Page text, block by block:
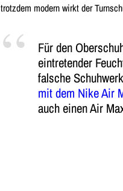
trotzdem modern wirkt der
Für den
eintretender
falsche
mit dem Nike Air
auch einen Air